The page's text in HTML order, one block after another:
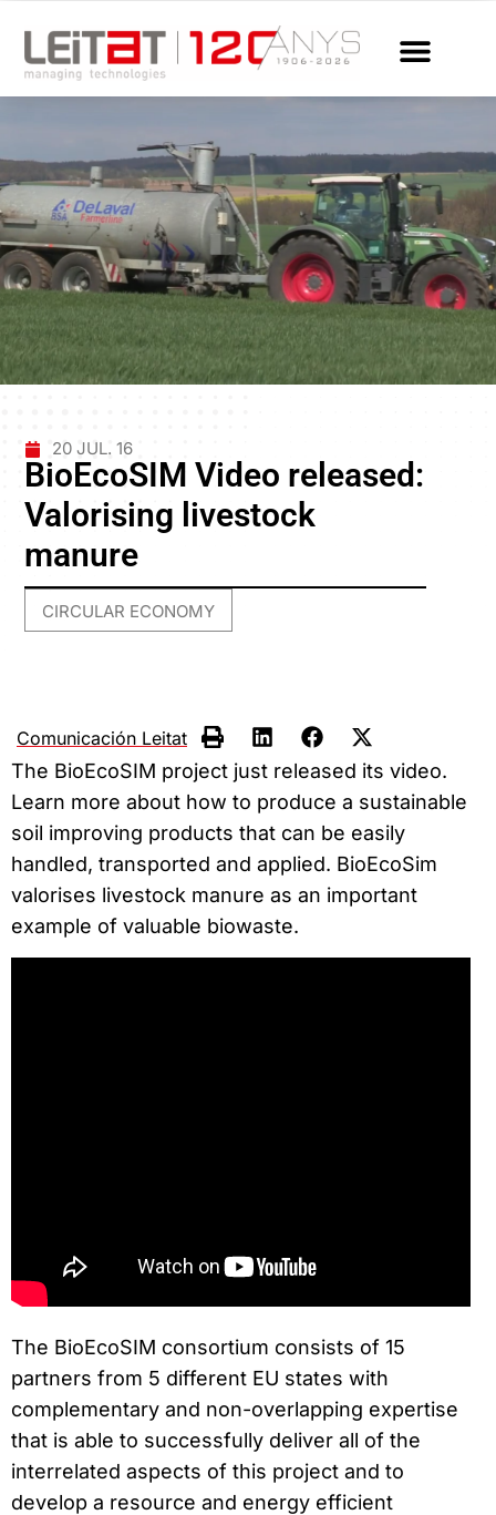
20 JUL. 16
BioEcoSIM Video released:
Valorising livestock
manure
CIRCULAR ECONOMY
Comunicación Leitat
The BioEcoSIM project just released its video.
Learn more about how to produce a sustainable
soil improving products that can be easily
handled, transported and applied. BioEcoSim
valorises livestock manure as an important
example of valuable biowaste.
The BioEcoSIM consortium consists of 15
partners from 5 different EU states with
complementary and non-overlapping expertise
that is able to successfully deliver all of the
interrelated aspects of this project and to
develop a resource and energy efficient